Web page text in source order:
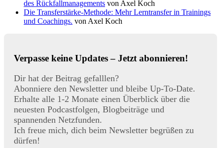
des Rückfallmanagements von Axel Koch
Die Transferstärke-Methode: Mehr Lerntransfer in Trainings
und Coachings. von Axel Koch
Verpasse keine Updates – Jetzt abonnieren!
Dir hat der Beitrag gefalllen?
Abonniere den Newsletter und bleibe Up-To-Date.
Erhalte alle 1-2 Monate einen Überblick über die
neuesten Podcastfolgen, Blogbeiträge und
spannenden Netzfunden.
Ich freue mich, dich beim Newsletter begrüßen zu
dürfen!